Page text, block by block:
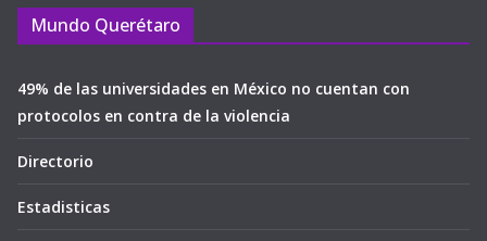
Mundo Querétaro
49% de las universidades en México no cuentan con
protocolos en contra de la violencia
Directorio
Estadisticas